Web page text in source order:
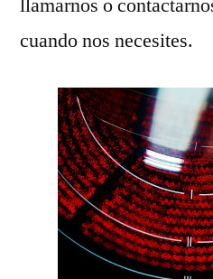
cuando nos necesites.